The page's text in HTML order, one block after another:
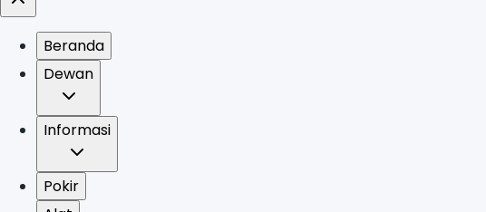
Beranda
Dewan
Informasi
Pokir